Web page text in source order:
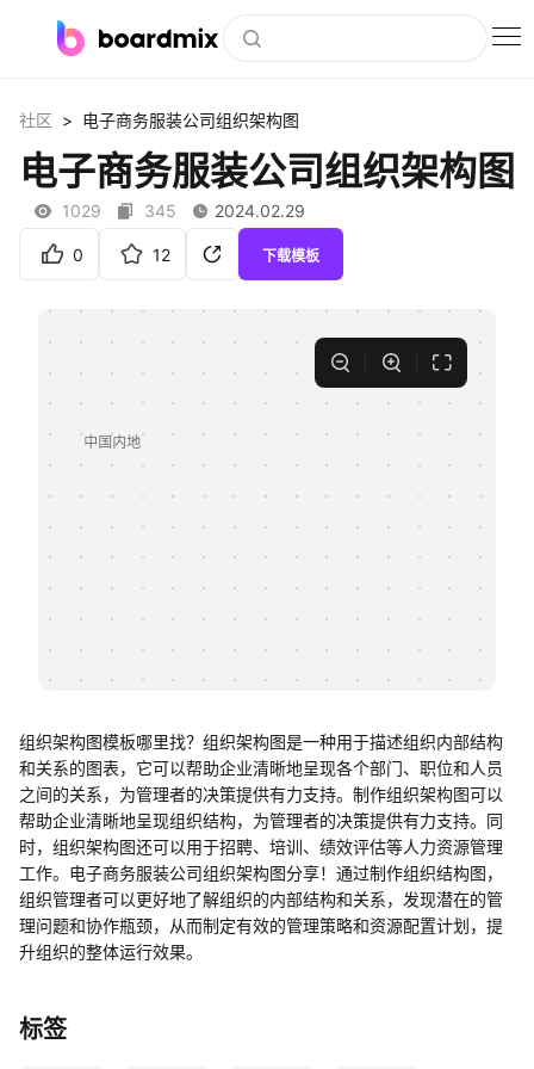
社区资源
下载
客户案例
知识分享社区
社区 > 电子商务服装公司组织架构图
电子商务服装公司组织架构图
1029 345 2024.02.29
0 12 下载模板
组织架构图模板哪里找？组织架构图是一种用于描述组织内部结构
和关系的图表，它可以帮助企业清晰地呈现各个部门、职位和人员
之间的关系，为管理者的决策提供有力支持。制作组织架构图可以
帮助企业清晰地呈现组织结构，为管理者的决策提供有力支持。同
时，组织架构图还可以用于招聘、培训、绩效评估等人力资源管理
工作。电子商务服装公司组织架构图分享！通过制作组织结构图，
组织管理者可以更好地了解组织的内部结构和关系，发现潜在的管
理问题和协作瓶颈，从而制定有效的管理策略和资源配置计划，提
升组织的整体运行效果。
标签